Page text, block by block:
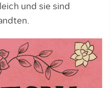
und sie sind